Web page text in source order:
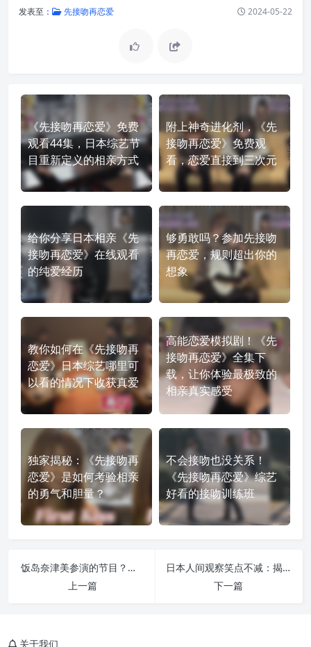
发表至： 先接吻再恋爱 2024-05-22
《先接吻再恋爱》免费
观看44集，日本综艺节
目重新定义的相亲方式
附上神奇进化剂，《先
接吻再恋爱》免费观
看，恋爱直接到三次元
给你分享日本相亲《先
接吻再恋爱》在线观看
的纯爱经历
够勇敢吗？参加先接吻
再恋爱，规则超出你的
想象
教你如何在《先接吻再
恋爱》日本综艺哪里可
以看的情况下收获真爱
高能恋爱模拟剧！《先
接吻再恋爱》全集下
载，让你体验最极致的
相亲真实感受
独家揭秘：《先接吻再
恋爱》是如何考验相亲
的勇气和胆量？
不会接吻也没关系！
《先接吻再恋爱》综艺
好看的接吻训练班
饭岛奈津美参演的节目？日本最早的综艺节目是什么？
上一篇
日本人间观察笑点不减：揭秘明星朋友的无厘头幽默
下一篇
关于我们